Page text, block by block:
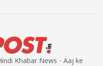
Khabar News - Aaj ke